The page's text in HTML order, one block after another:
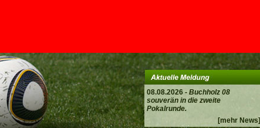
08.08.2026 - Buchholz 08
souverän in die zweite
Pokalrunde.
[mehr News]